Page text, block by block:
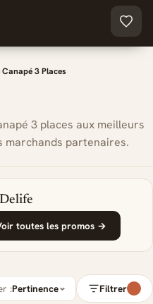
Canapé 3 Places
3 places aux meilleurs
marchands partenaires.
Delife
toutes les promos →
:Pertinence Filtrer